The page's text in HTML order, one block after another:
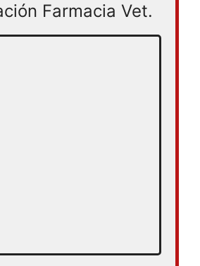
Farmacia Vet.